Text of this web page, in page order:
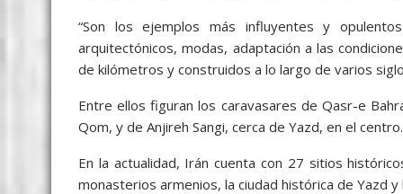
“Son los ejemplos más influyentes y
arquitectónicos, modas, adaptación a las
de kilómetros y construidos a lo largo de varios
Entre ellos figuran los caravasares de Qasr-e
Qom, y de Anjireh Sangi, cerca de Yazd, en el centro.
En la actualidad, Irán cuenta con 27 sitios
monasterios armenios, la ciudad histórica de Yazd y